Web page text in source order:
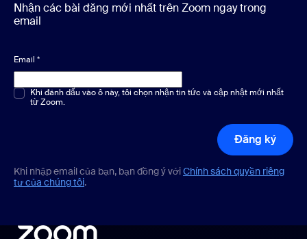
Nhận các bài đăng mới nhất trên Zoom ngay trong
email
Email *
Chọn một hoặc nhiều phương án*
Khi đánh dấu vào ô này, tôi chọn nhận tin tức và cập nhật mới nhất
từ Zoom.
Đăng ký
Khi nhập email của bạn, bạn đồng ý vớiChính sách quyền riêng
tư của chúng tôi.